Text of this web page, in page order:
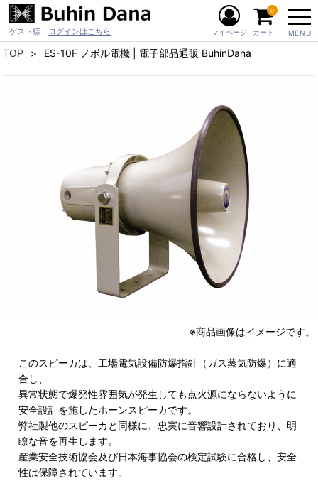
ゲスト様 ログインはこちら MENU
マイページ カート
0
TOP ES-10F ノボル電機 | 電子部品通販 BuhinDana
※商品画像はイメージです。
このスピーカは、工場電気設備防爆指針（ガス蒸気防爆）に適
合し、
異常状態で爆発性雰囲気が発生しても点火源にならないように
安全設計を施したホーンスピーカです。
弊社製他のスピーカと同様に、忠実に音響設計されており、明
瞭な音を再生します。
産業安全技術協会及び日本海事協会の検定試験に合格し、安全
性は保障されています。